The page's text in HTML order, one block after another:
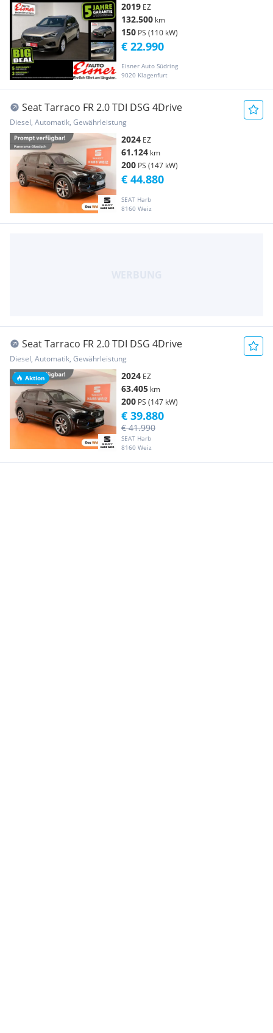
2019 EZ
132.500 km
150 PS (110 kW)
Eisner Auto Südring
9020 Klagenfurt
€ 22.990
Seat Tarraco FR 2.0 TDI DSG 4Drive
Diesel, Automatik, Gewährleistung
2024 EZ
61.124 km
200 PS (147 kW)
SEAT Harb
8160 Weiz
€ 44.880
Aktion
Seat Tarraco FR 2.0 TDI DSG 4Drive
Diesel, Automatik, Gewährleistung
2024 EZ
63.405 km
200 PS (147 kW)
SEAT Harb
8160 Weiz
€ 41.990
€ 39.880